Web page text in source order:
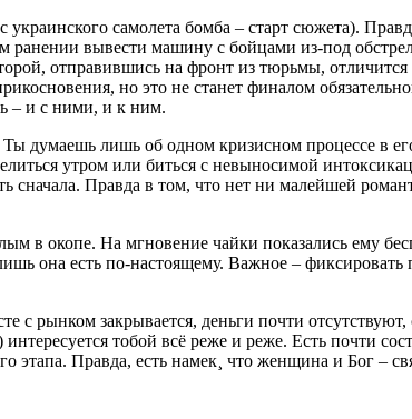
самолета бомба – старт сюжета).
вывести машину с бойцами из-под
отправившись на фронт из тюрьмы,
но это не станет финалом
– и с ними, и к ним.
думаешь лишь об одном кризисном процессе в
утром или биться с невыносимой
сначала. Правда в том, что нет ни малейшей
в окопе. На мгновение чайки показались ему
она есть по-настоящему. Важное –
рынком закрывается, деньги почти отсутствуют,
тобой всё реже и реже. Есть почти
этапа. Правда, есть намек¸ что женщина и Бог